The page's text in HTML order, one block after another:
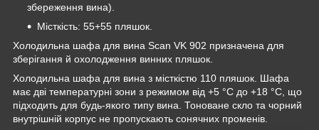
збереження вина).
Місткість: 55+55 пляшок.
Холодильна шафа для вина Scan VK 902 призначена для
зберігання й охолодження винних пляшок.
Холодильна шафа для вина з місткістю 110 пляшок. Шафа
має дві температурні зони з режимом від +5 °C до +18 °C, що
підходить для будь-якого типу вина. Тоноване скло та чорний
внутрішній корпус не пропускають сонячних променів.